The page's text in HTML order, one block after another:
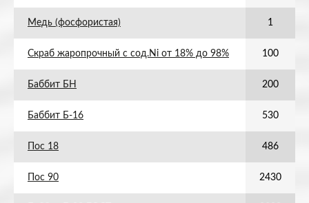
Медь (фосфористая) 1
Скраб жаропрочный с сод.Ni от 18% до 98% 100
Баббит БН 200
Баббит Б-16 530
Пос 18 486
Пос 90 2430